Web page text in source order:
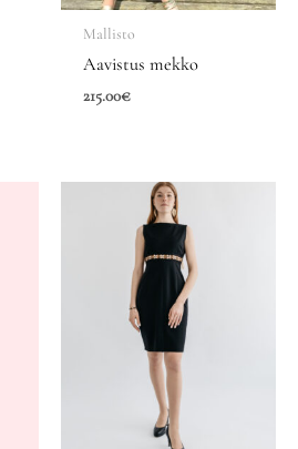
Mallisto
Aavistus mekko
215.00€